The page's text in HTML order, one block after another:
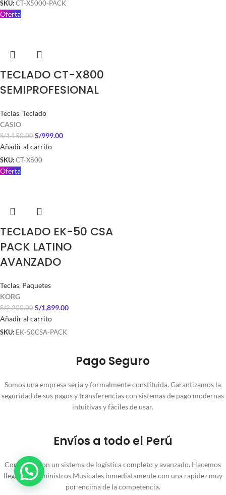
SKU: CT-X5000-PACK
Oferta
TECLADO CT-X800
SEMIPROFESIONAL
Teclas, Teclado
CASIO
S/1,150.00 S/999.00
Añadir al carrito
SKU: CT-X800
Oferta
TECLADO EK-50 CSA
PACK LATINO
AVANZADO
Teclas, Paquetes
KORG
S/2,200.00 S/1,899.00
Añadir al carrito
SKU: EK-50CSA-PACK
Pago Seguro
Somos una empresa seria y formalmente constituida. Garantizamos la
seguridad de sus pagos y transferencias con sistemas de pago modernas
intuitivas y fáciles de usar.
Envíos a todo el Perú
Contamos con un sistema de logística completo y avanzado. Hacemos
llegar tus Suministros Musicales inmediatamente con una rapidez muy
por encima de la competencia.